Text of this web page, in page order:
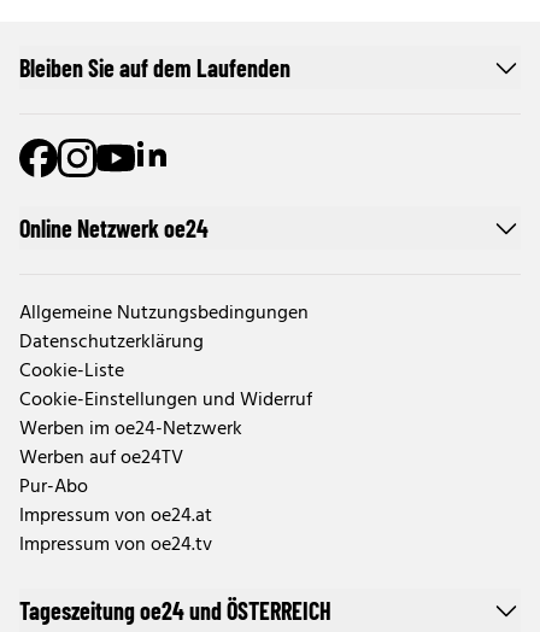
Online Netzwerk oe24
Allgemeine Nutzungsbedingungen
Datenschutzerklärung
Cookie-Liste
Cookie-Einstellungen und Widerruf
Werben im oe24-Netzwerk
Werben auf oe24TV
Pur-Abo
Impressum von oe24.at
Impressum von oe24.tv
Tageszeitung oe24 und ÖSTERREICH
Bleiben Sie auf dem Laufenden